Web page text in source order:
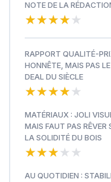
NOTE DE LA
★★★★★
★★★★★
RAPPORT QUALITÉ-
HONNÊTE, MAIS PAS LE
DEAL DU SIÈCLE
★★★★★
★★★★★
MATÉRIAUX : JOLI
MAIS FAUT PAS RÊVER
LA SOLIDITÉ DU BOIS
★★★★★
★★★★★
AU QUOTIDIEN :